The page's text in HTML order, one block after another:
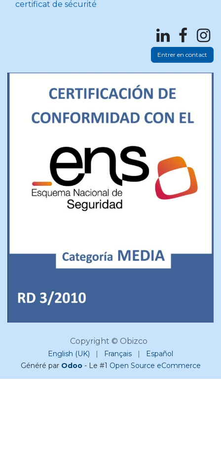
certificat de sécurité
Entrer en contact
Copyright © Obizco
English (UK) Français
Español
Généré par Odoo - Le #1 Open Source eCommerce